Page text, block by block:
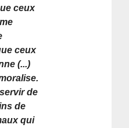
ceux
ceux
(...)
de
de
qui